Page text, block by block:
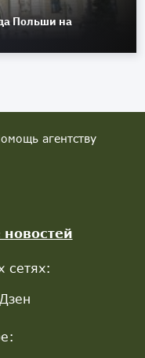
Польши на
агентству
новостей
сетях:
Дзен